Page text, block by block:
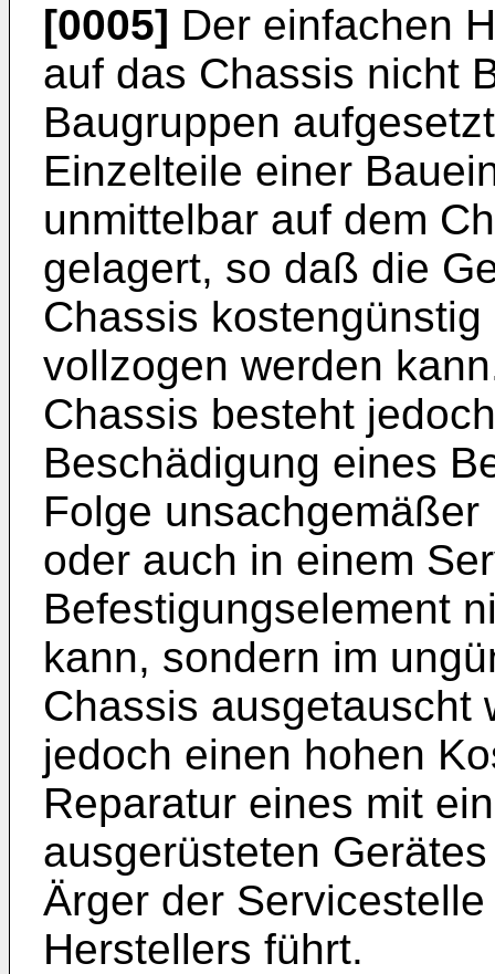
[0005] Der einfachen
auf das Chassis nicht
Baugruppen
Einzelteile einer
unmittelbar auf dem
gelagert, so daß die
Chassis
vollzogen werden
Chassis besteht
Beschädigung eines
Folge
oder auch in einem
Befestigungselement
kann, sondern im
Chassis ausgetauscht
jedoch einen hohen
Reparatur eines mit
ausgerüsteten
Ärger der
Herstellers führt.